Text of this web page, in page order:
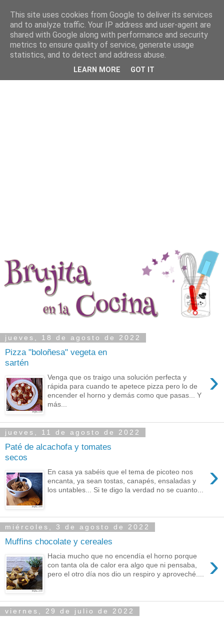
jueves, 18 de agosto de 2022
Pizza "boloñesa" vegeta en
sartén
›
Venga que os traigo una solución perfecta y
rápida para cuando te apetece pizza pero lo de
encender el horno y demás como que pasas... Y
más...
jueves, 11 de agosto de 2022
Paté de alcachofa y tomates
secos
›
En casa ya sabéis que el tema de picoteo nos
encanta, ya sean tostas, canapés, ensaladas y
los untables... Si te digo la verdad no se cuanto...
miércoles, 3 de agosto de 2022
Muffins chocolate y cereales
›
Hacia mucho que no encendía el horno porque
con tanta ola de calor era algo que ni pensaba,
pero el otro día nos dio un respiro y aproveché....
viernes, 29 de julio de 2022
This site uses cookies from Google to deliver its services
and to analyze traffic. Your IP address and user-agent are
shared with Google along with performance and security
metrics to ensure quality of service, generate usage
statistics, and to detect and address abuse.
LEARN MORE GOT IT